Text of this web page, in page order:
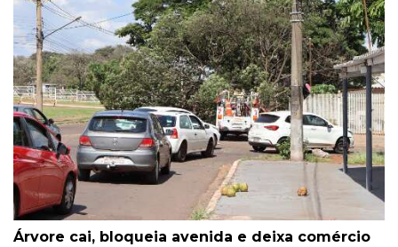
Árvore cai, bloqueia avenida e deixa comércio